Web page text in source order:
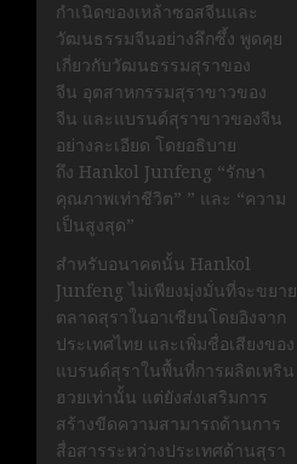
กำเนิดของเหล้าซอสจีนและ
วัฒนธรรมจีนอย่างลึกซึ้ง พูดคุย
เกี่ยวกับวัฒนธรรมสุราของ
จีน อุตสาหกรรมสุราขาวของ
จีน และแบรนด์สุราขาวของจีน
อย่างละเอียด โดยอธิบาย
ถึง Hankol Junfeng “รักษา
คุณภาพเท่าชีวิต” ” และ “ความ
เป็นสูงสุด”
สำหรับอนาคตนั้น Hankol
Junfeng ไม่เพียงมุ่งมั่นที่จะขยาย
ตลาดสุราในอาเซียนโดยอิงจาก
ประเทศไทย และเพิ่มชื่อเสียงของ
แบรนด์สุราในพื้นที่การผลิตเหริน
ฮวยเท่านั้น แต่ยังส่งเสริมการ
สร้างขีดความสามารถด้านการ
สื่อสารระหว่างประเทศด้านสุรา